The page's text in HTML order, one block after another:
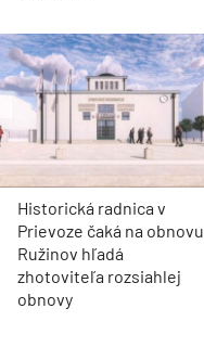
Historická radnica v
Prievoze čaká na obnovu.
Ružinov hľadá
zhotoviteľa rozsiahlej
obnovy